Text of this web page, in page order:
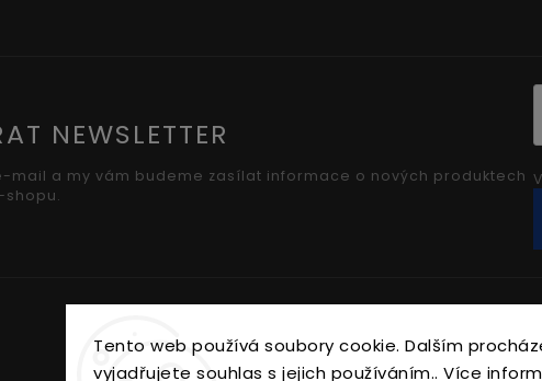
Tento web používá soubory cookie. Dalším
vyjadřujete souhlas s jejich používáním.. Více
NEWSLETTER
mail a my vám budeme zasílat informace o nových produktech
shopu.
Upravit nastavení